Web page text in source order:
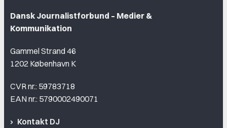
Dansk Journalistforbund – Medier &
Kommunikation
Gammel Strand 46
1202 København K
CVR nr.: 59783718
EAN nr.: 5790002490071
Kontakt DJ